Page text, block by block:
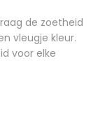
de zoetheid
vleugje kleur.
voor elke